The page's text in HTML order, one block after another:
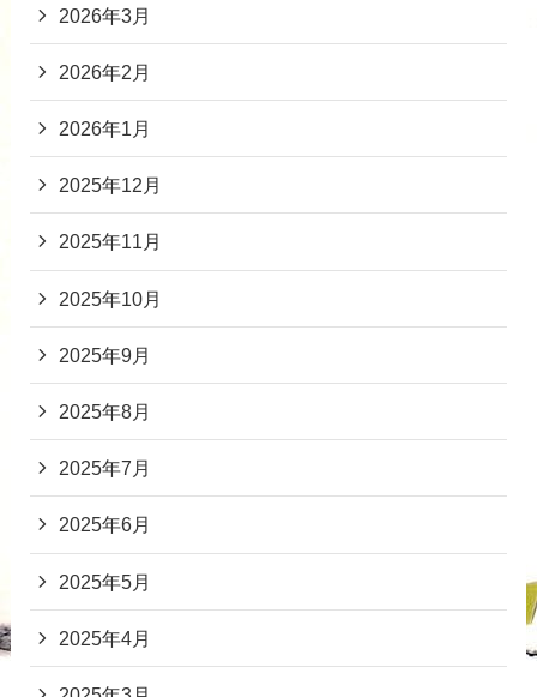
2026年3月
2026年2月
2026年1月
2025年12月
2025年11月
2025年10月
2025年9月
2025年8月
2025年7月
2025年6月
2025年5月
2025年4月